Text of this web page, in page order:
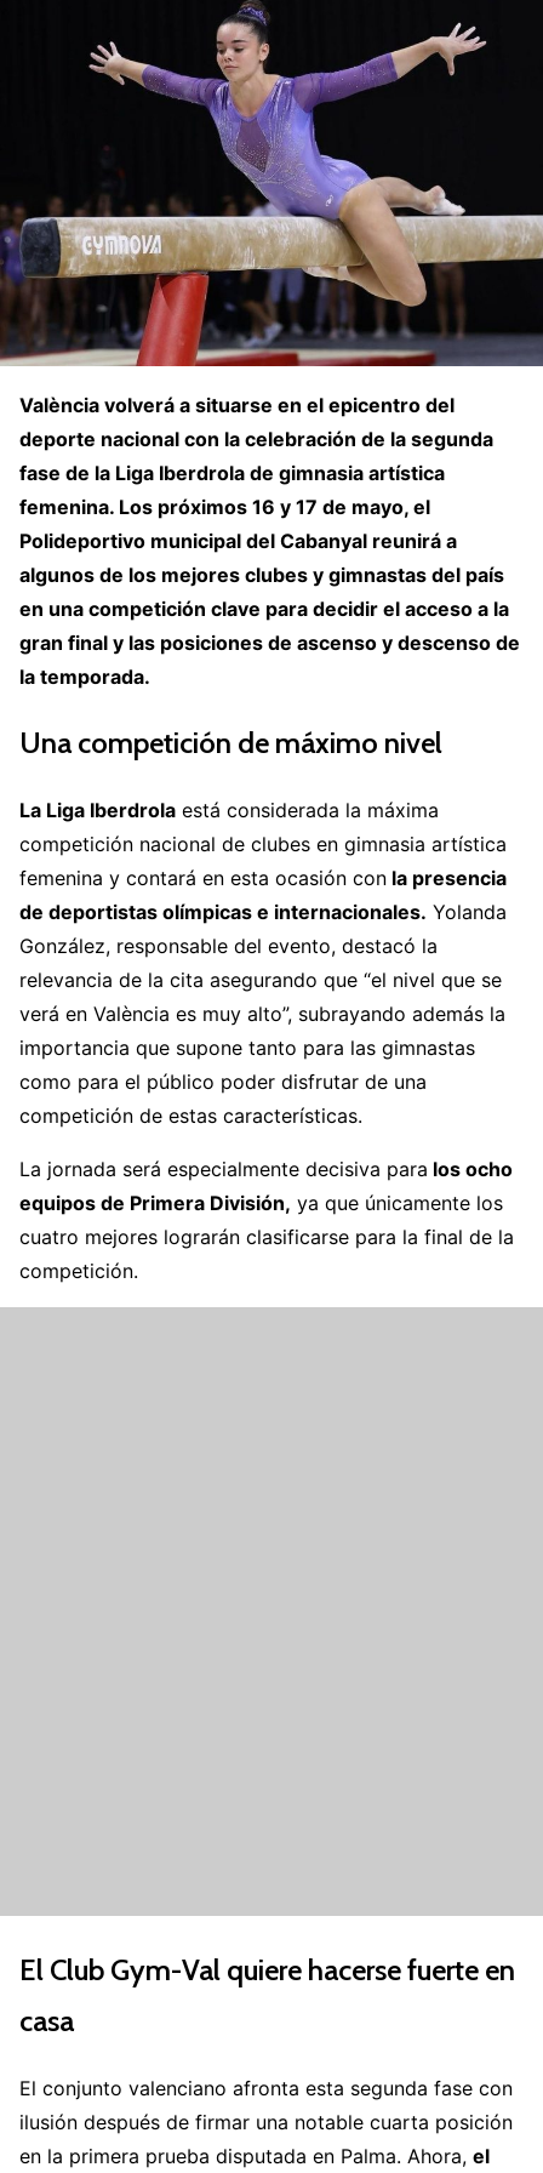
València volverá a situarse en el epicentro del
deporte nacional con la celebración de la segunda
fase de la Liga Iberdrola de gimnasia artística
femenina. Los próximos 16 y 17 de mayo, el
Polideportivo municipal del Cabanyal reunirá a
algunos de los mejores clubes y gimnastas del país
en una competición clave para decidir el acceso a la
gran final y las posiciones de ascenso y descenso de
la temporada.
Una competición de máximo nivel
La Liga Iberdrola está considerada la máxima
competición nacional de clubes en gimnasia artística
femenina y contará en esta ocasión con la presencia
de deportistas olímpicas e internacionales. Yolanda
González, responsable del evento, destacó la
relevancia de la cita asegurando que “el nivel que se
verá en València es muy alto”, subrayando además la
importancia que supone tanto para las gimnastas
como para el público poder disfrutar de una
competición de estas características.
La jornada será especialmente decisiva para los ocho
equipos de Primera División, ya que únicamente los
cuatro mejores lograrán clasificarse para la final de la
competición.
El Club Gym-Val quiere hacerse fuerte en
casa
El conjunto valenciano afronta esta segunda fase con
ilusión después de firmar una notable cuarta posición
en la primera prueba disputada en Palma. Ahora, el